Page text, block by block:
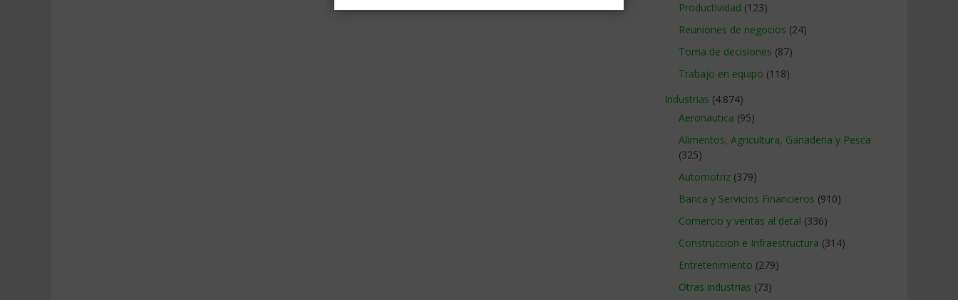
Productividad (123)
Reuniones de negocios (24)
Toma de decisiones (87)
Trabajo en equipo (118)
Industrias (4.874)
Aeronautica (95)
Alimentos, Agricultura, Ganaderia y Pesca
(325)
Automotriz (379)
Banca y Servicios Financieros (910)
Comercio y ventas al detal (336)
Construccion e Infraestructura (314)
Entretenimiento (279)
Otras industrias (73)